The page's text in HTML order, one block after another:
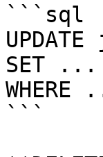
```sql
SET ...
WHERE
```